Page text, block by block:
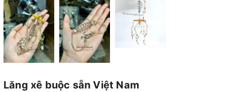
Lăng xê buộc sẵn Việt Nam